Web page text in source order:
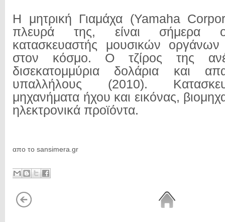
Η μητρική Γιαμάχα (Yamaha
πλευρά της, είναι σήμερα ο
κατασκευαστής μουσικών
στον κόσμο. Ο τζίρος της
δισεκατομμύρια δολάρια και
υπαλλήλους (2010).
μηχανήματα ήχου και εικόνας,
ηλεκτρονικά προϊόντα.
απο το sansimera.gr